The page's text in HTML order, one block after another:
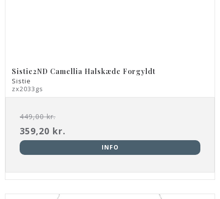
Sistie2ND Camellia Halskæde Forgyldt
Sistie
zx2033gs
449,00 kr.
359,20 kr.
INFO